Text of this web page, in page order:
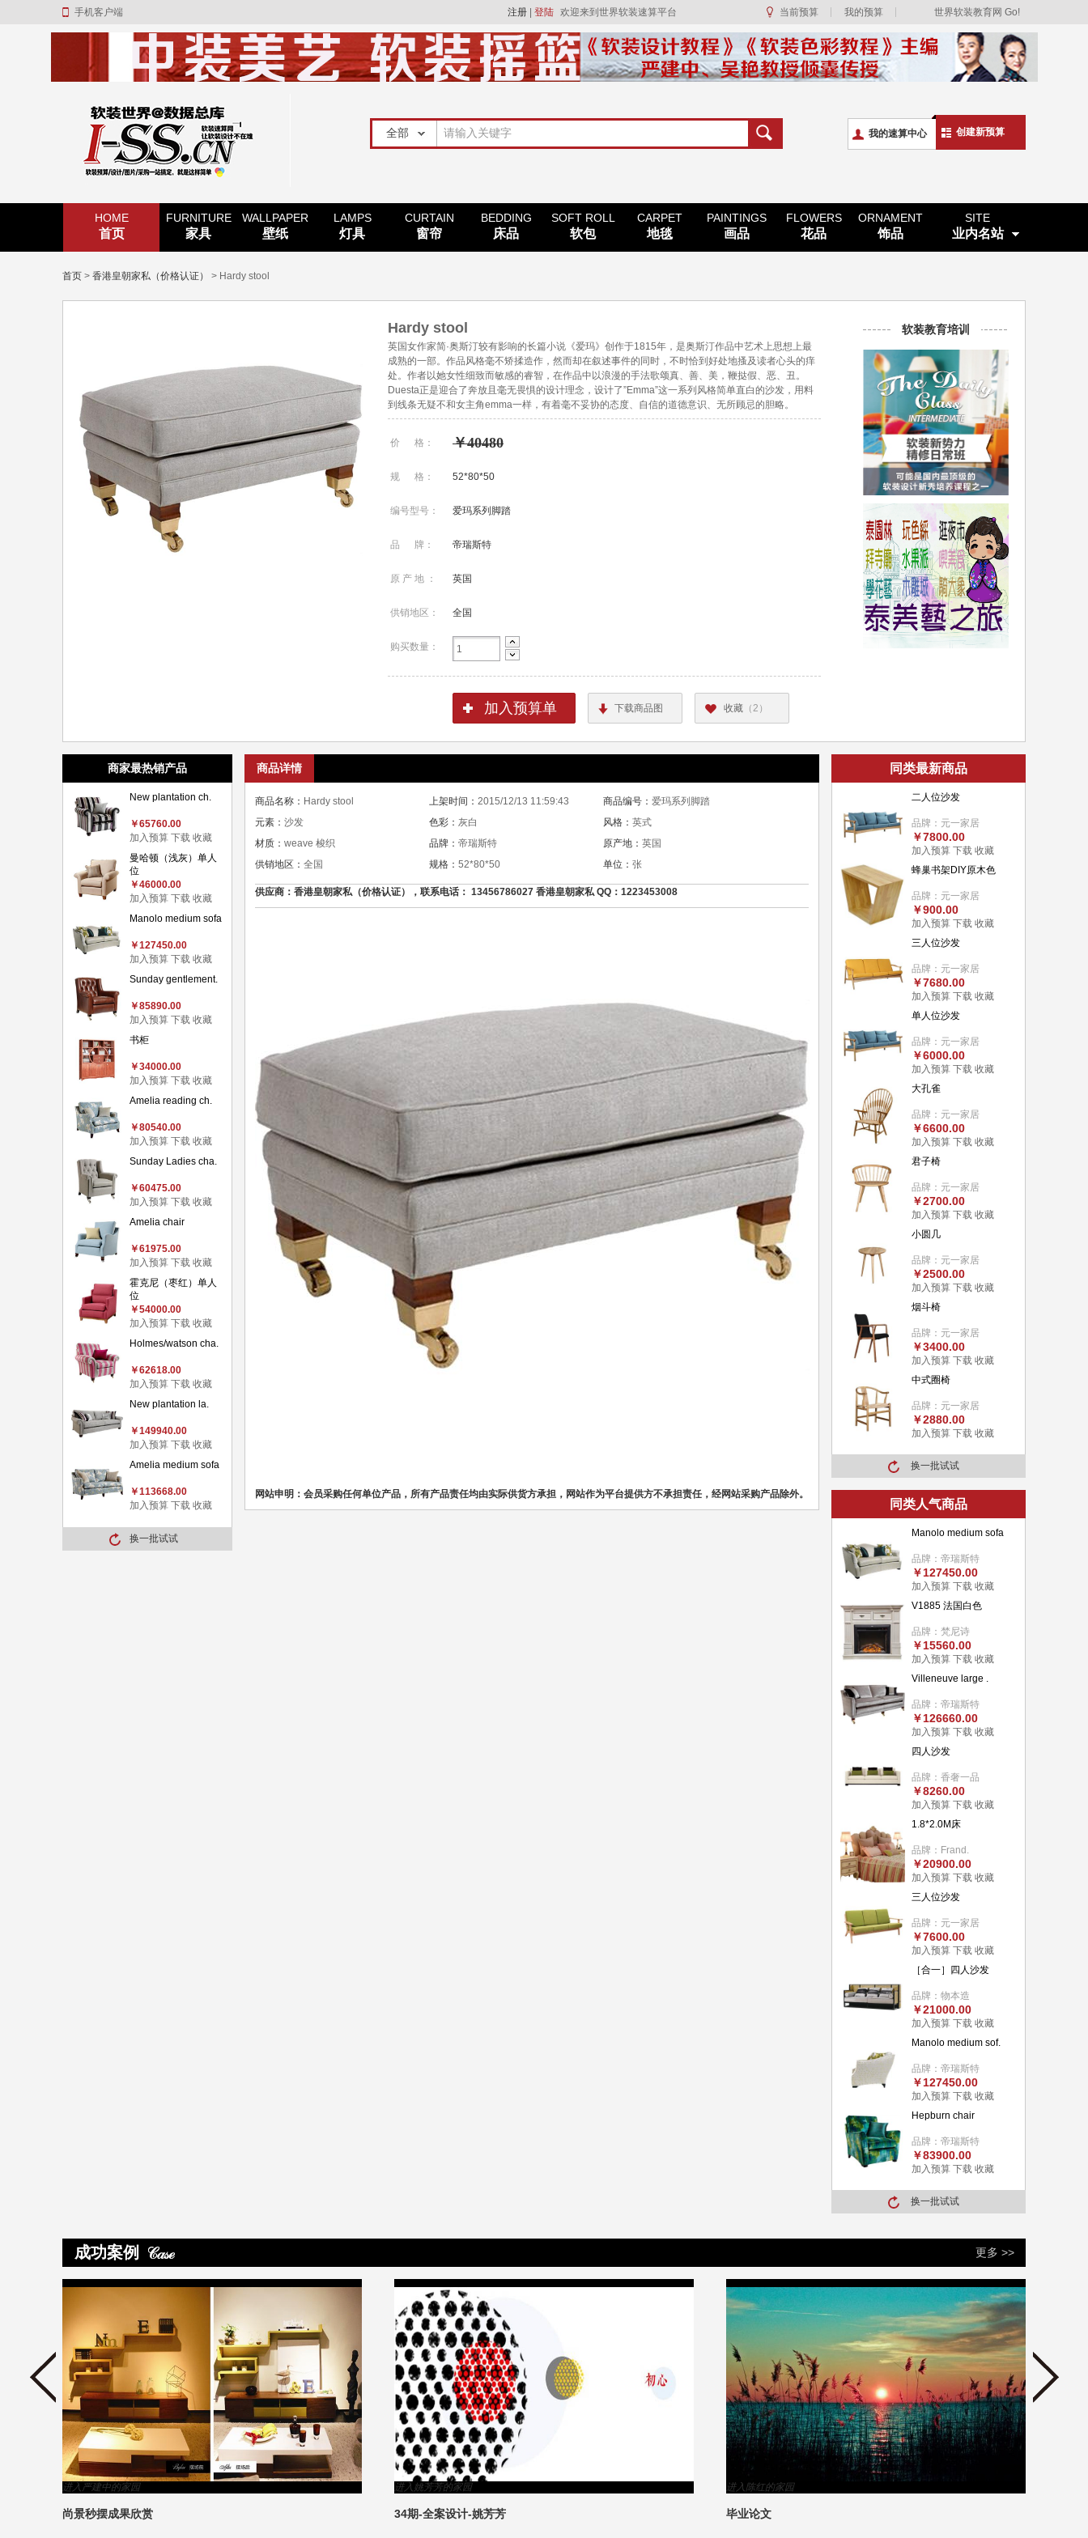
手机客户端 当前预算 我的预算 世界软装教育网 Go!
注册 登陆 欢迎来到世界软装速算平台
我的速算中心 创建新预算
HOME
首页
FURNITURE
家具
WALLPAPER
壁纸
LAMPS
灯具
CURTAIN
窗帘
BEDDING
床品
SOFT ROLL
软包
CARPET
地毯
PAINTINGS
画品
FLOWERS
花品
ORNAMENT
饰品
SITE
业内名站
首页 > 香港皇朝家私（价格认证） > Hardy stool
Hardy stool
英国女作家简·奥斯汀较有影响的长篇小说《爱玛》创作于1815年，是奥斯汀作品中艺术上思想上最
成熟的一部。作品风格毫不矫揉造作，然而却在叙述事件的同时，不时恰到好处地搔及读者心头的痒
处。作者以她女性细致而敏感的睿智，在作品中以浪漫的手法歌颂真、善、美，鞭挞假、恶、丑。
Duesta正是迎合了奔放且毫无畏惧的设计理念，设计了”Emma”这一系列风格简单直白的沙发，用料
到线条无疑不和女主角emma一样，有着毫不妥协的态度、自信的道德意识、无所顾忌的胆略。
价 格： ￥40480
规 格： 52*80*50
编号型号： 爱玛系列脚踏
品 牌： 帝瑞斯特
原 产 地 ： 英国
供销地区： 全国
购买数量：
加入预算单 下载商品图 收藏 （2）
软装教育培训
商家最热销产品
New plantation ch.
￥65760.00
加入预算 下载 收藏
曼哈顿（浅灰）单人
位
￥46000.00
加入预算 下载 收藏
Manolo medium sofa
￥127450.00
加入预算 下载 收藏
Sunday gentlement.
￥85890.00
加入预算 下载 收藏
书柜
￥34000.00
加入预算 下载 收藏
Amelia reading ch.
￥80540.00
加入预算 下载 收藏
Sunday Ladies cha.
￥60475.00
加入预算 下载 收藏
Amelia chair
￥61975.00
加入预算 下载 收藏
霍克尼（枣红）单人
位
￥54000.00
加入预算 下载 收藏
Holmes/watson cha.
￥62618.00
加入预算 下载 收藏
New plantation la.
￥149940.00
加入预算 下载 收藏
Amelia medium sofa
￥113668.00
加入预算 下载 收藏
换一批试试
商品详情
商品名称： Hardy stool 上架时间： 2015/12/13 11:59:43 商品编号： 爱玛系列脚踏
元素： 沙发 色彩： 灰白 风格： 英式
材质： weave 梭织 品牌： 帝瑞斯特 原产地： 英国
供销地区： 全国 规格： 52*80*50 单位： 张
供应商：香港皇朝家私（价格认证），联系电话： 13456786027 香港皇朝家私 QQ：1223453008
网站申明：会员采购任何单位产品，所有产品责任均由实际供货方承担，网站作为平台提供方不承担责任，经网站采购产品除外。
同类最新商品
二人位沙发
品牌：元一家居
￥7800.00
加入预算 下载 收藏
蜂巢书架DIY原木色
品牌：元一家居
￥900.00
加入预算 下载 收藏
三人位沙发
品牌：元一家居
￥7680.00
加入预算 下载 收藏
单人位沙发
品牌：元一家居
￥6000.00
加入预算 下载 收藏
大孔雀
品牌：元一家居
￥6600.00
加入预算 下载 收藏
君子椅
品牌：元一家居
￥2700.00
加入预算 下载 收藏
小圆几
品牌：元一家居
￥2500.00
加入预算 下载 收藏
烟斗椅
品牌：元一家居
￥3400.00
加入预算 下载 收藏
中式圈椅
品牌：元一家居
￥2880.00
加入预算 下载 收藏
换一批试试
同类人气商品
Manolo medium sofa
品牌：帝瑞斯特
￥127450.00
加入预算 下载 收藏
V1885 法国白色
品牌：梵尼诗
￥15560.00
加入预算 下载 收藏
Villeneuve large .
品牌：帝瑞斯特
￥126660.00
加入预算 下载 收藏
四人沙发
品牌：香奢一品
￥8260.00
加入预算 下载 收藏
1.8*2.0M床
品牌：Frand.
￥20900.00
加入预算 下载 收藏
三人位沙发
品牌：元一家居
￥7600.00
加入预算 下载 收藏
［合一］四人沙发
品牌：物本造
￥21000.00
加入预算 下载 收藏
Manolo medium sof.
品牌：帝瑞斯特
￥127450.00
加入预算 下载 收藏
Hepburn chair
品牌：帝瑞斯特
￥83900.00
加入预算 下载 收藏
换一批试试
成功案例 更多 >>
进入严建中的家园
尚景秒摆成果欣赏
进入姚芳芳的家园
34期-全案设计-姚芳芳
进入陈红的家园
毕业论文
>